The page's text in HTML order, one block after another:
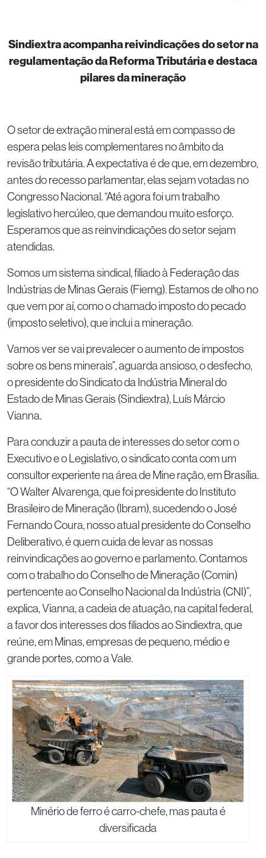
Sindiextra acompanha reivindicações do setor na
regulamentação da Reforma Tributária e destaca
pilares da mineração
O setor de extração mineral está em compasso de
espera pelas leis complementares no âmbito da
revisão tributária. A expectativa é de que, em dezembro,
antes do recesso parlamentar, elas sejam votadas no
Congresso Nacional. “Até agora foi um trabalho
legislativo hercúleo, que demandou muito esforço.
Esperamos que as reinvindicações do setor sejam
atendidas.
Somos um sistema sindical, filiado à Federação das
Indústrias de Minas Gerais (Fiemg). Estamos de olho no
que vem por aí, como o chamado imposto do pecado
(imposto seletivo), que inclui a mineração.
Vamos ver se vai prevalecer o aumento de impostos
sobre os bens minerais”, aguarda ansioso, o desfecho,
o presidente do Sindicato da Indústria Mineral do
Estado de Minas Gerais (Sindiextra), Luís Márcio
Vianna.
Para conduzir a pauta de interesses do setor com o
Executivo e o Legislativo, o sindicato conta com um
consultor experiente na área de Mine ração, em Brasília.
“O Walter Alvarenga, que foi presidente do Instituto
Brasileiro de Mineração (Ibram), sucedendo o José
Fernando Coura, nosso atual presidente do Conselho
Deliberativo, é quem cuida de levar as nossas
reinvindicações ao governo e parlamento. Contamos
com o trabalho do Conselho de Mineração (Comin)
pertencente ao Conselho Nacional da Indústria (CNI)”,
explica, Vianna, a cadeia de atuação, na capital federal,
a favor dos interesses dos filiados ao Sindiextra, que
reúne, em Minas, empresas de pequeno, médio e
grande portes, como a Vale.
Minério de ferro é carro-chefe, mas pauta é
diversificada